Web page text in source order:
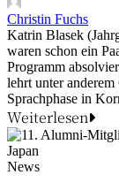
Christin Fuchs
Katrin Blasek
waren schon ein
Programm
lehrt unter
Sprachphase in
Weiterlesen
News